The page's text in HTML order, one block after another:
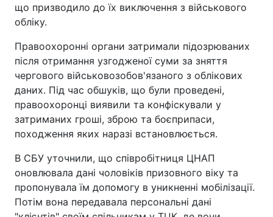
що призводило до їх виключення з військового
обліку.
Правоохоронні органи затримали підозрюваних
після отримання узгодженої суми за зняття
чергового військовозобов'язаного з облікових
даних. Під час обшуків, що були проведені,
правоохоронці виявили та конфіскували у
затриманих гроші, зброю та боєприпаси,
походження яких наразі встановлюється.
В СБУ уточнили, що співробітниця ЦНАП
оновлювала дані чоловіків призовного віку та
пропонувала їм допомогу в уникненні мобілізації.
Потім вона передавала персональні дані